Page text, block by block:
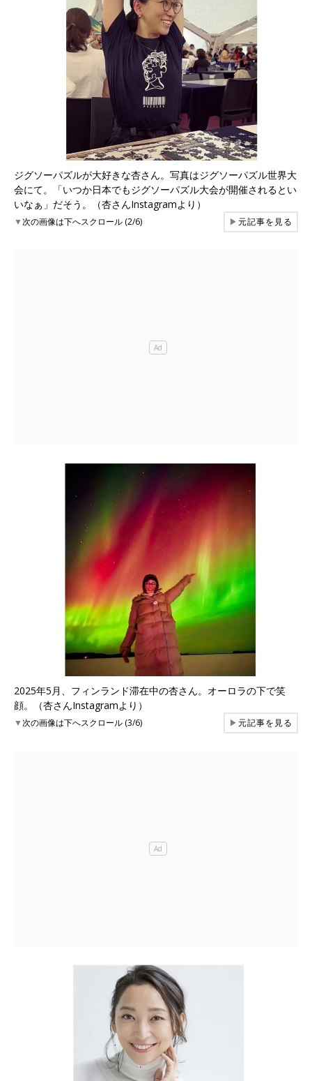
ジグソーパズルが大好きな杏さん。写真はジグソーパズル世界大
会にて。「いつか日本でもジグソーパズル大会が開催されるとい
いなぁ」だそう。（杏さんInstagramより）
▼次の画像は下へスクロール (2/6) ▶元記事を見る
2025年5月、フィンランド滞在中の杏さん。オーロラの下で笑
顔。（杏さんInstagramより）
▼次の画像は下へスクロール (3/6) ▶元記事を見る